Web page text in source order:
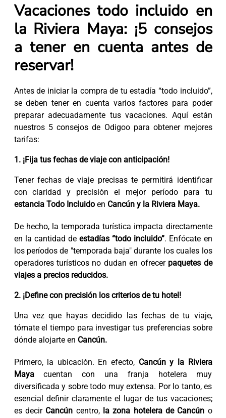
Vacaciones todo incluido en
la Riviera Maya: ¡5 consejos
a tener en cuenta antes de
reservar!
Antes de iniciar la compra de tu estadía “todo incluido”,
se deben tener en cuenta varios factores para poder
preparar adecuadamente tus vacaciones. Aquí están
nuestros 5 consejos de Odigoo para obtener mejores
tarifas:
1. ¡Fija tus fechas de viaje con anticipación!
Tener fechas de viaje precisas te permitirá identificar
con claridad y precisión el mejor período para tu
estancia Todo Incluidoen Cancún y la Riviera Maya.
De hecho, la temporada turística impacta directamente
en la cantidad de estadías “todo incluido”. Enfócate en
los períodos de "temporada baja" durante los cuales los
operadores turísticos no dudan en ofrecer paquetes de
viajes a precios reducidos.
2. ¡Define con precisión los criterios de tu hotel!
Una vez que hayas decidido las fechas de tu viaje,
tómate el tiempo para investigar tus preferencias sobre
dónde alojarte en Cancún.
Primero, la ubicación. En efecto, Cancún y la Riviera
Mayacuentan con una franja hotelera muy
diversificada y sobre todo muy extensa. Por lo tanto, es
esencial definir claramente el lugar de tus vacaciones;
es decir Cancún centro, la zona hotelera de Cancún o